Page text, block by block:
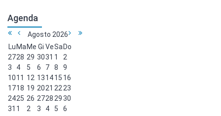
Agenda
Agosto 2026
Lu MaMe Gi VeSaDo
2728 29 3031 1
2
3
4 5 6 7 8
9
1011 12 131415 16
1718 19 2021 2223
2425 26 27282930
31 1 2 3 4 5 6